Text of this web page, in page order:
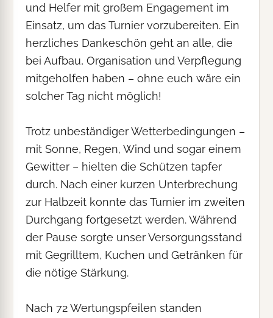
und Helfer mit großem Engagement im
Einsatz, um das Turnier vorzubereiten. Ein
herzliches Dankeschön geht an alle, die
bei Aufbau, Organisation und Verpflegung
mitgeholfen haben – ohne euch wäre ein
solcher Tag nicht möglich!
Trotz unbeständiger Wetterbedingungen –
mit Sonne, Regen, Wind und sogar einem
Gewitter – hielten die Schützen tapfer
durch. Nach einer kurzen Unterbrechung
zur Halbzeit konnte das Turnier im zweiten
Durchgang fortgesetzt werden. Während
der Pause sorgte unser Versorgungsstand
mit Gegrilltem, Kuchen und Getränken für
die nötige Stärkung.
Nach 72 Wertungspfeilen standen